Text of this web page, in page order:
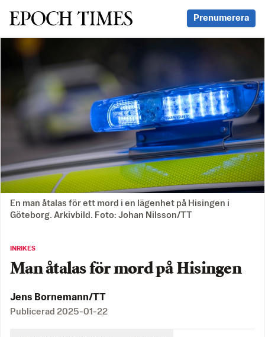
Svenska Epoch Times Prenumerera
En man åtalas för ett mord i en lägenhet på Hisingen i
Göteborg. Arkivbild. Foto: Johan Nilsson/TT
INRIKES
Man åtalas för mord på Hisingen
Jens Bornemann/TT
Publicerad 2025-01-22